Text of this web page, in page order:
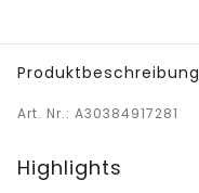
Produktbeschreibung
Art. Nr.: A30384917281
Highlights